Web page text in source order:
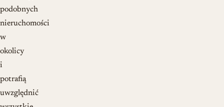
podobnych
nieruchomości
w
okolicy
i
potrafią
uwzględnić